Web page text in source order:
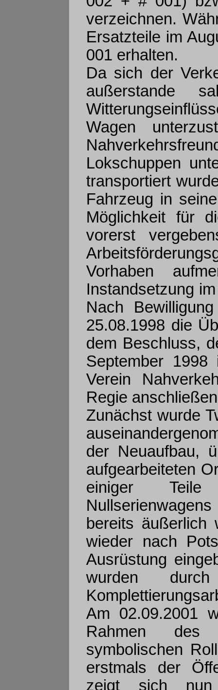
verzeichnen.
Ersatzteile im
001 erhalten.
Da sich der
außerstande
Wagen
Lokschuppen
transportiert
Fahrzeug in
Möglichkeit für
vorerst
Vorhaben
Instandsetzung
Nach
25.08.1998 die
dem Beschluss,
September
Verein
Regie
Zunächst wurde
der Neuaufbau,
aufgearbeiteten
einiger
bereits äußerlich
wieder nach
Ausrüstung
wurden
Am 02.09.2001
Rahmen des
symbolischen
erstmals der
zeigt sich nun